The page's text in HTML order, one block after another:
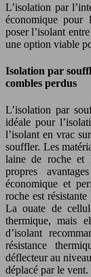
L’isolation par
économique pour
poser l’isolant
une option viable
Isolation par
combles perdus
L’isolation par
idéale pour
l’isolant en vrac
souffler. Les
laine de roche et
propres
économique et
roche est
La ouate de
thermique, mais
d’isolant
résistance
déflecteur au
déplacé par le vent.